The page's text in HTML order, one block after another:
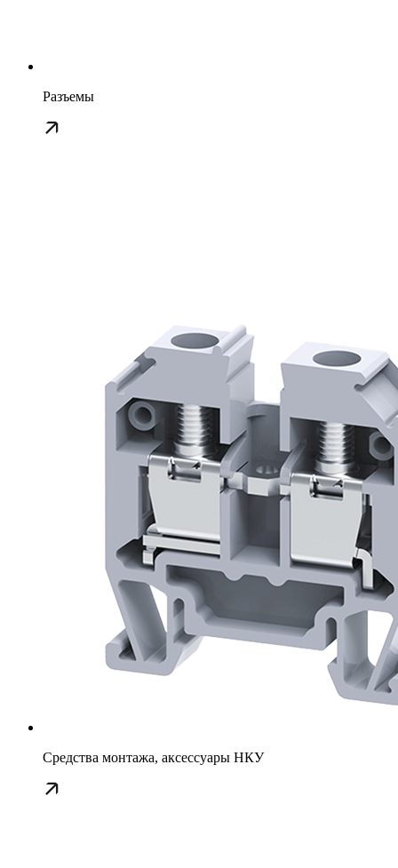
Разъемы
Средства монтажа, аксессуары НКУ